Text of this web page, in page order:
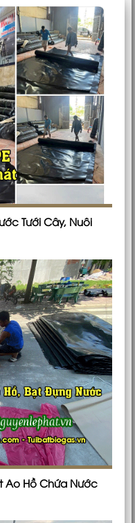
Tưới Cây, Nuôi
Ao Hồ Chứa Nước